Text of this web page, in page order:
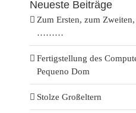
Neueste Beiträge
Zum Ersten, zum
………
Fertigstellung des
Pequeno Dom
Stolze Großeltern